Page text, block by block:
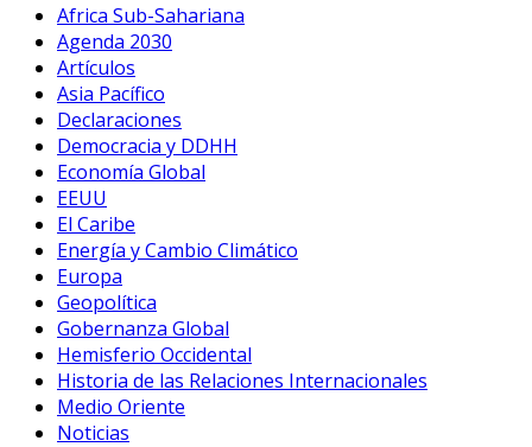
Africa Sub-Sahariana
Agenda 2030
Artículos
Asia Pacífico
Declaraciones
Democracia y DDHH
Economía Global
EEUU
El Caribe
Energía y Cambio Climático
Europa
Geopolítica
Gobernanza Global
Hemisferio Occidental
Historia de las Relaciones Internacionales
Medio Oriente
Noticias